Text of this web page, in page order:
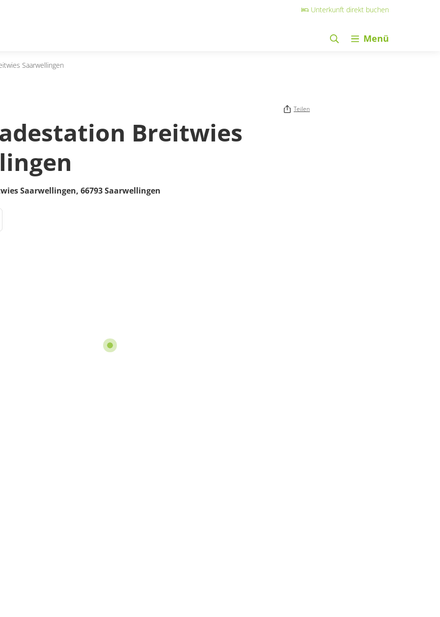
Unterkunft direkt buchen
Menü
Saarwellingen
Teilen
Breitwies
Saarwellingen, 66793Saarwellingen